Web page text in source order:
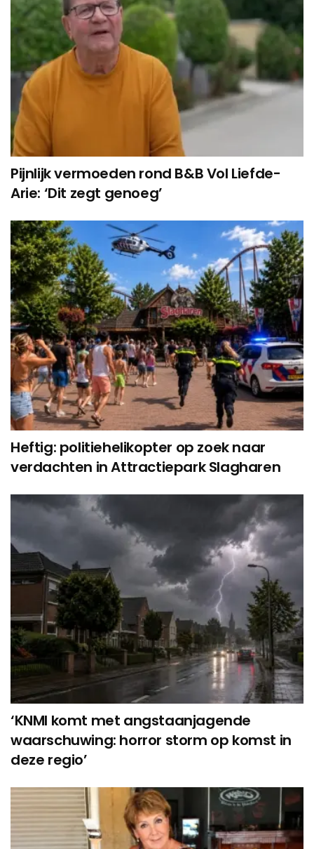
Pijnlijk vermoeden rond B&B Vol Liefde-
Arie: ‘Dit zegt genoeg’
Heftig: politiehelikopter op zoek naar
verdachten in Attractiepark Slagharen
‘KNMI komt met angstaanjagende
waarschuwing: horror storm op komst in
deze regio’